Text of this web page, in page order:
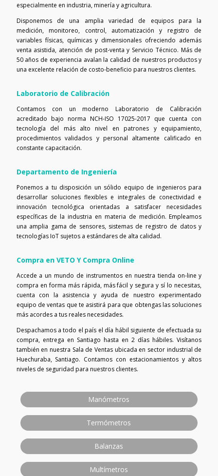
especialmente en industria, minería y agricultura.
Disponemos de una amplia variedad de equipos para la
medición, monitoreo, control, automatización y registro de
variables físicas, químicas y dimensionales ofreciendo además
venta asistida, atención de post-venta y Servicio Técnico. Más de
50 años de experiencia avalan la calidad de nuestros productos y
una excelente relación de costo-beneficio para nuestros clientes.
Laboratorio de Calibración
Contamos con un moderno Laboratorio de Calibración
acreditado bajo norma NCH-ISO 17025-2017 que cuenta con
tecnología del más alto nivel en patrones y equipamiento,
procedimientos validados y personal altamente calificado en
constante capacitación.
Departamento de Ingeniería
Ponemos a tu disposición un sólido equipo de ingenieros para
desarrollar soluciones flexibles e integrales de conectividad e
innovación tecnológica orientadas a satisfacer necesidades
específicas de la industria en materia de medición. Empleamos
una amplia gama de sensores, sistemas de registro de datos y
tecnologías IoT sujetos a estándares de alta calidad.
Compra en VETO Y Compra Online
Accede a un mundo de instrumentos en nuestra tienda on-line y
compra en forma más rápida, más fácil y segura y sí lo necesitas,
cuenta con la asistencia y ayuda de nuestro experimentado
equipo de ventas que te asistirá para que obtengas las soluciones
más acordes a tus reales necesidades.
Despachamos a todo el país el día hábil siguiente de efectuada su
compra, entrega en Santiago hasta en 2 días hábiles. Visítanos
también en nuestra Sala de Ventas ubicada en sector industrial de
Huechuraba, Santiago. Contamos con estacionamientos y altos
niveles de seguridad para nuestros clientes.
Manómetros
Termómetros
Balanzas
Multímetros